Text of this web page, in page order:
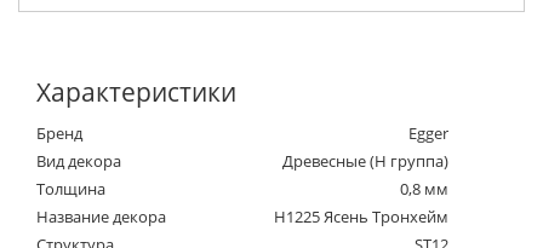
Характеристики
Бренд
Egger
Вид декора
Древесные (Н группа)
Толщина
0,8 мм
Название декора
H1225 Ясень Тронхейм